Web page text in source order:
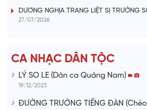
d
o
DƯƠNG NGHỊA TRANG LIỆT SỊ TRƯỜNG
27/07/2026
CA NHẠC DÂN TỘC
LÝ SO LE (Dân ca Quảng Nam)
19/12/2023
ĐƯỜNG TRƯỜNG TIẾNG ĐÀN